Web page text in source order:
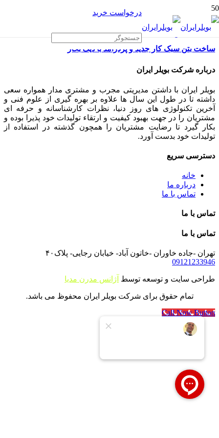
درخواست خرید
ساخت بتن سبک کار جدید و پردرامد با دیگ بخار
درباره شرکت بویلر ایران
بویلر ایران با داشتن مدیریتی مجرب و مشتری مدار همواره سعی
داشته تا در طول این سال ها علاوه بر بهره گیری از علوم فنی و
آخرین تکنولوژی های روز دنیا، نظرات کارشناسانه و حرفه ای
مشتریان را در جهت بهبود کیفیت و ارتقاء تولیدات خود پذیرا بوده و
بکار گیرد تا رضایت مشتریان را همچون گذشته در استفاده از
تولیدات خود بدست آورد.
دسترسی سریع
خانه
درباره ما
تماس با ما
تماس با ما
تماس با ما
تهران -جاده خاوران -خاتون آباد- خیابان رجایی- پلاک۴۰
09121233946
طراحی سایت و توسعه توسط آژانس مدرن مدیا
تمام حقوق برای شرکت بویلر ایران محفوظ می باشد.
Call Now Button